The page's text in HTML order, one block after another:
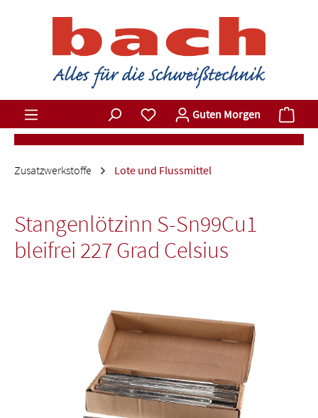
Zum Hauptinhalt springen
Du hast 0 Produkte auf dem
Guten Morgen
Zusatzwerkstoffe Lote und Flussmittel
Stangenlötzinn S-Sn99Cu1
bleifrei 227 Grad Celsius
Bildergalerie überspringen